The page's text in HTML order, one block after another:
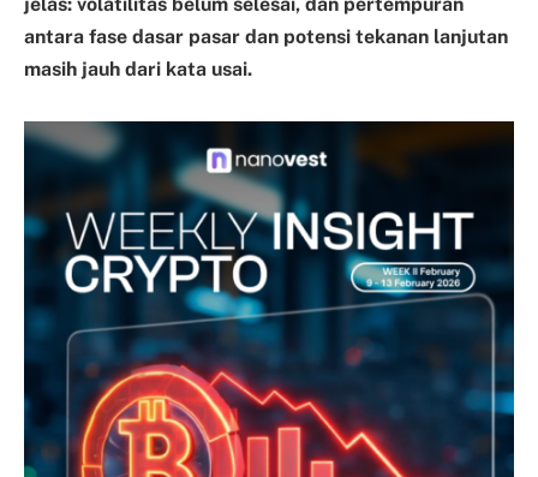
antara fase dasar pasar dan potensi tekanan lanjutan
masih jauh dari kata usai.